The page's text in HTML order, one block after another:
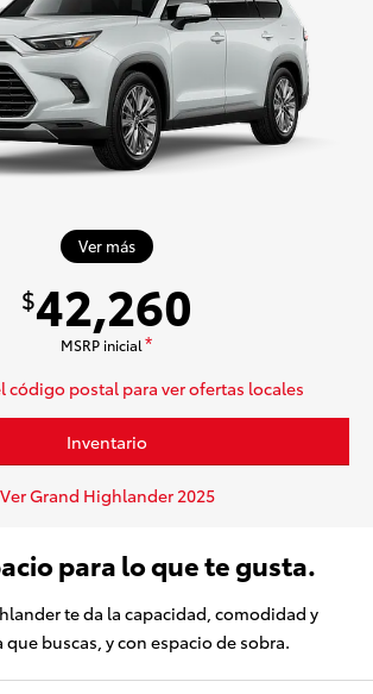
Ver más
$42,260
MSRP inicial*
código postal para ver ofertas locales
Inventario
Ver Grand Highlander 2025
para lo que te gusta.
te da la capacidad, comodidad y
buscas, y con espacio de sobra.